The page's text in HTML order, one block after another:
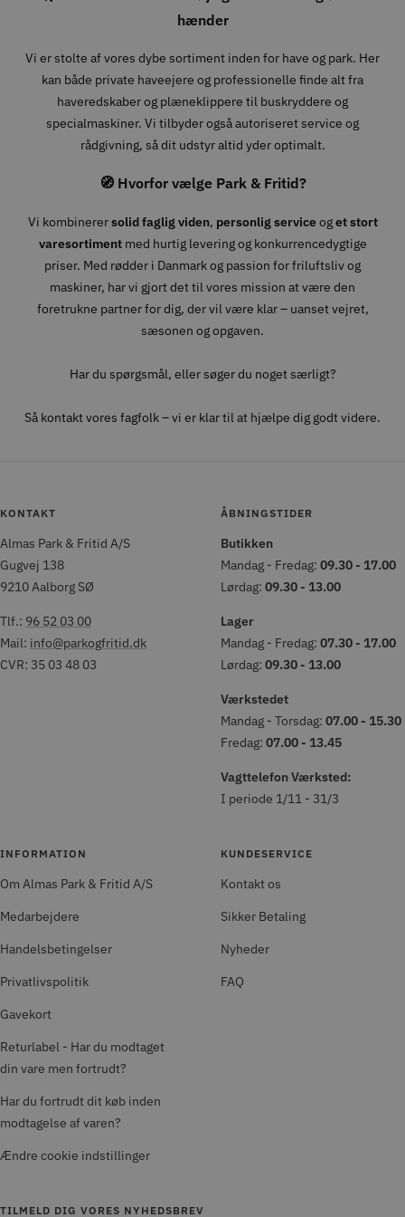
hænder
Vi er stolte af vores dybe sortiment inden for have og park. Her
kan både private haveejere og professionelle finde alt fra
haveredskaber og plæneklippere til buskryddere og
specialmaskiner. Vi tilbyder også autoriseret service og
rådgivning, så dit udstyr altid yder optimalt.
🧭 Hvorfor vælge Park & Fritid?
Vi kombinerersolid faglig viden, personlig serviceoget stort
varesortimentmed hurtig levering og konkurrencedygtige
priser. Med rødder i Danmark og passion for friluftsliv og
maskiner, har vi gjort det til vores mission at være den
foretrukne partner for dig, der vil være klar – uanset vejret,
sæsonen og opgaven.
Har du spørgsmål, eller søger du noget særligt?
Så kontakt vores fagfolk – vi er klar til at hjælpe dig godt videre.
KONTAKT
Almas Park & Fritid A/S
Gugvej 138
9210 Aalborg SØ
Tlf.: 96 52 03 00
Mail: info@parkogfritid.dk
CVR: 35 03 48 03
ÅBNINGSTIDER
Butikken
Mandag - Fredag: 09.30 - 17.00
Lørdag: 09.30 - 13.00
Lager
Mandag - Fredag: 07.30 - 17.00
Lørdag: 09.30 - 13.00
Værkstedet
Mandag - Torsdag: 07.00 - 15.30
Fredag: 07.00 - 13.45
Vagttelefon Værksted:
I periode 1/11 - 31/3
INFORMATION
Om Almas Park & Fritid A/S
Medarbejdere
Handelsbetingelser
Privatlivspolitik
Gavekort
Returlabel - Har du modtaget
din vare men fortrudt?
Har du fortrudt dit køb inden
modtagelse af varen?
Ændre cookie indstillinger
KUNDESERVICE
Kontakt os
Sikker Betaling
Nyheder
FAQ
TILMELD DIG VORES NYHEDSBREV